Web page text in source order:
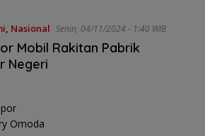
, Nasional Senin, 04/11/2024 - 1:40 WIB
Mobil Rakitan Pabrik
Negeri